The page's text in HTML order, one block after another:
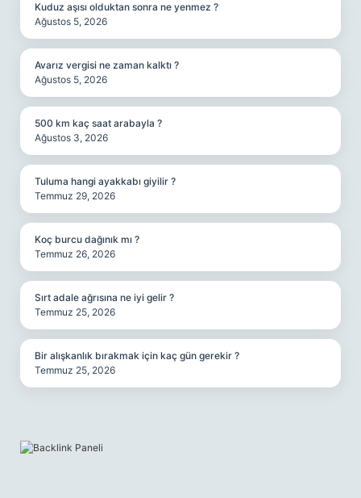
Kuduz aşısı olduktan sonra ne yenmez ?
Ağustos 5, 2026
Avarız vergisi ne zaman kalktı ?
Ağustos 5, 2026
500 km kaç saat arabayla ?
Ağustos 3, 2026
Tuluma hangi ayakkabı giyilir ?
Temmuz 29, 2026
Koç burcu dağınık mı ?
Temmuz 26, 2026
Sırt adale ağrısına ne iyi gelir ?
Temmuz 25, 2026
Bir alışkanlık bırakmak için kaç gün gerekir ?
Temmuz 25, 2026